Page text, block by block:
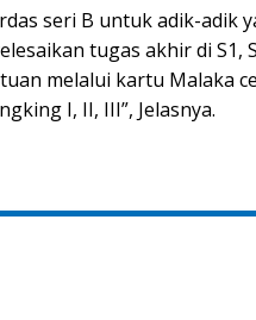
seri B untuk adik-adik
tugas akhir di S1,
melalui kartu Malaka
I, II, III”, Jelasnya.